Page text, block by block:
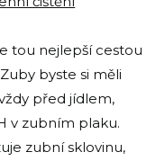
tou nejlepší cestou
byste si měli
před jídlem,
v zubním plaku.
zubní sklovinu,